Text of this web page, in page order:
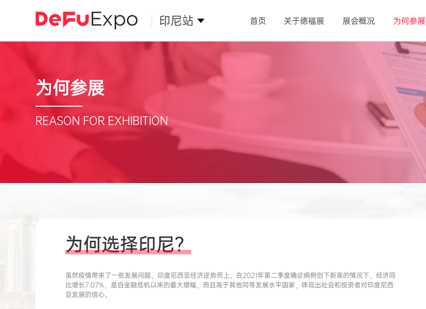
印尼站 首页 关于德福展 展会概况 为何参展
为何参展
REASON FOR EXHIBITION
为何选择印尼？
虽然疫情带来了一些发展问题，印度尼西亚经济逆势而上，在2021年第二季度确诊病例创下新高的情况下，经济同
比增长7.07%，是自金融危机以来的最大增幅，而且高于其他同等发展水平国家，体现出社会和投资者对印度尼西
亚发展的信心。